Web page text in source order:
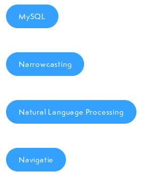
MySQL
Narrowcasting
Natural Language Processing
Navigatie